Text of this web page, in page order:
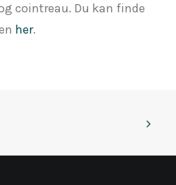
cointreau. Du kan finde
her.